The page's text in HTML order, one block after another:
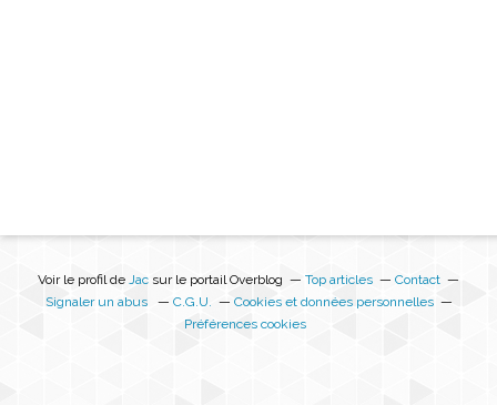
Voir le profil de Jac sur le portail Overblog Top articles
Contact
Signaler un abus
C.G.U.
Cookies et données personnelles
Préférences cookies